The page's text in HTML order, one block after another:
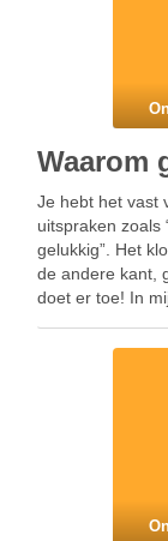
Waarom
Je hebt het vast
uitspraken zoals
gelukkig”. Het
de andere kant,
doet er toe! In